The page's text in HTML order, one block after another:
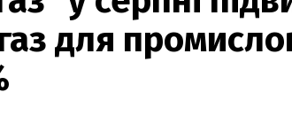
для